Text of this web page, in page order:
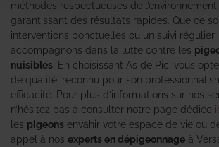
méthodes respectueuses de
garantissant des résultats rapides. Que ce
interventions ponctuelles ou un suivi régulier,
accompagnons dans la lutte contre les
nuisibles . En choisissant As de Pic, vous
de qualité, reconnu pour son
efficacité. Pour plus d’informations sur nos
n’hésitez pas à consulter notre page dédiée
les pigeons envahir votre espace de vie ou
appel à nos experts en dépigeonnage à